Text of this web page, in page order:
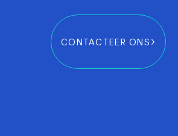
CONTACTEER ONS